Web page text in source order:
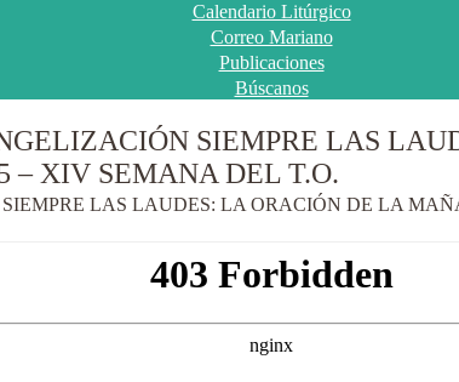
Calendario Litúrgico
Correo Mariano
Publicaciones
Búscanos
SIEMPRE LAS
– XIV SEMANA DEL T.O.
LAS LAUDES: LA ORACIÓN DE LA